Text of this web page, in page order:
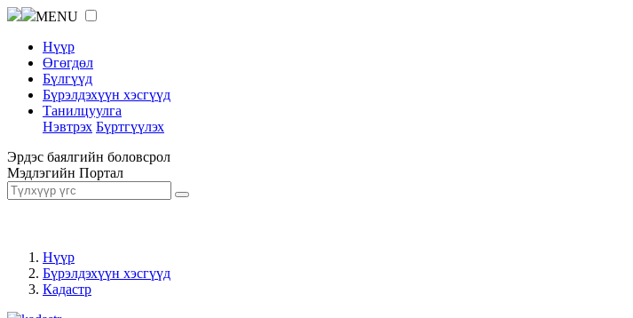
MENU
Нүүр
Өгөгдөл
Бүлгүүд
Бүрэлдэхүүн хэсгүүд
Танилцуулга
Нэвтрэх Бүртгүүлэх
Эрдэс баялгийн боловсрол
Мэдлэгийн Портал
Нүүр
Бүрэлдэхүүн хэсгүүд
Кадастр